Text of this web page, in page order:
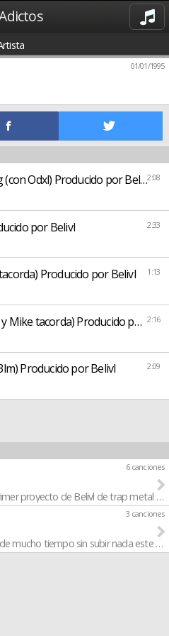
01/01/1995
2:08
Odxl) Producido por Belivl
2:33
por Belivl
1:13
Producido por Belivl
2:16
Mike tacorda) Producido por
2:09
Producido por Belivl
6 canciones
proyecto de Belivl de trap metal
3 canciones
mucho tiempo sin subir nada este